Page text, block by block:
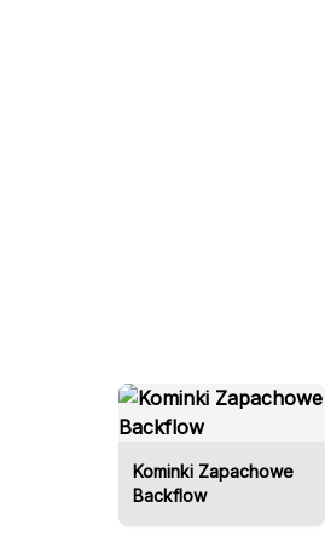
Kominki Zapachowe
Backflow